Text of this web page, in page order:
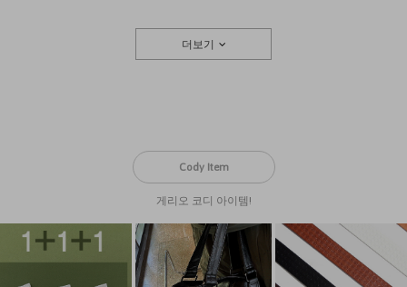
더보기
Cody Item
게리오 코디 아이템!